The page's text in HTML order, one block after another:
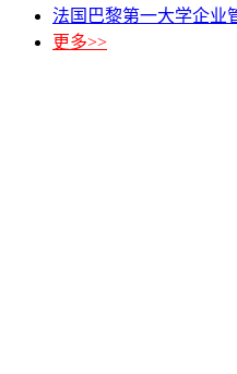
法国巴黎第一大学企业
更多>>